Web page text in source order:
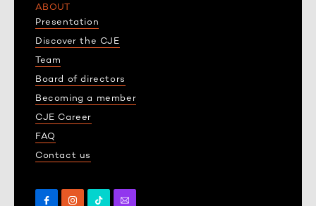
ABOUT
Presentation
Discover the CJE
Team
Board of directors
Becoming a member
CJE Career
FAQ
Contact us